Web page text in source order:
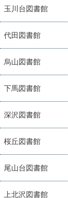
玉川台図書館
代田図書館
烏山図書館
下馬図書館
深沢図書館
桜丘図書館
尾山台図書館
上北沢図書館